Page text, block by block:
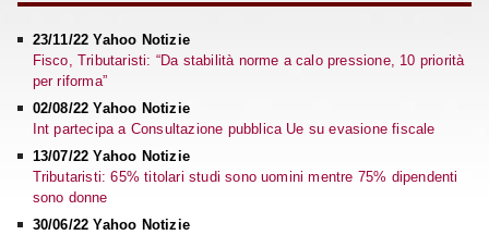
23/11/22 Yahoo Notizie
Fisco, Tributaristi: “Da stabilità norme a calo pressione, 10 priorità
per riforma”
02/08/22 Yahoo Notizie
Int partecipa a Consultazione pubblica Ue su evasione fiscale
13/07/22 Yahoo Notizie
Tributaristi: 65% titolari studi sono uomini mentre 75% dipendenti
sono donne
30/06/22 Yahoo Notizie